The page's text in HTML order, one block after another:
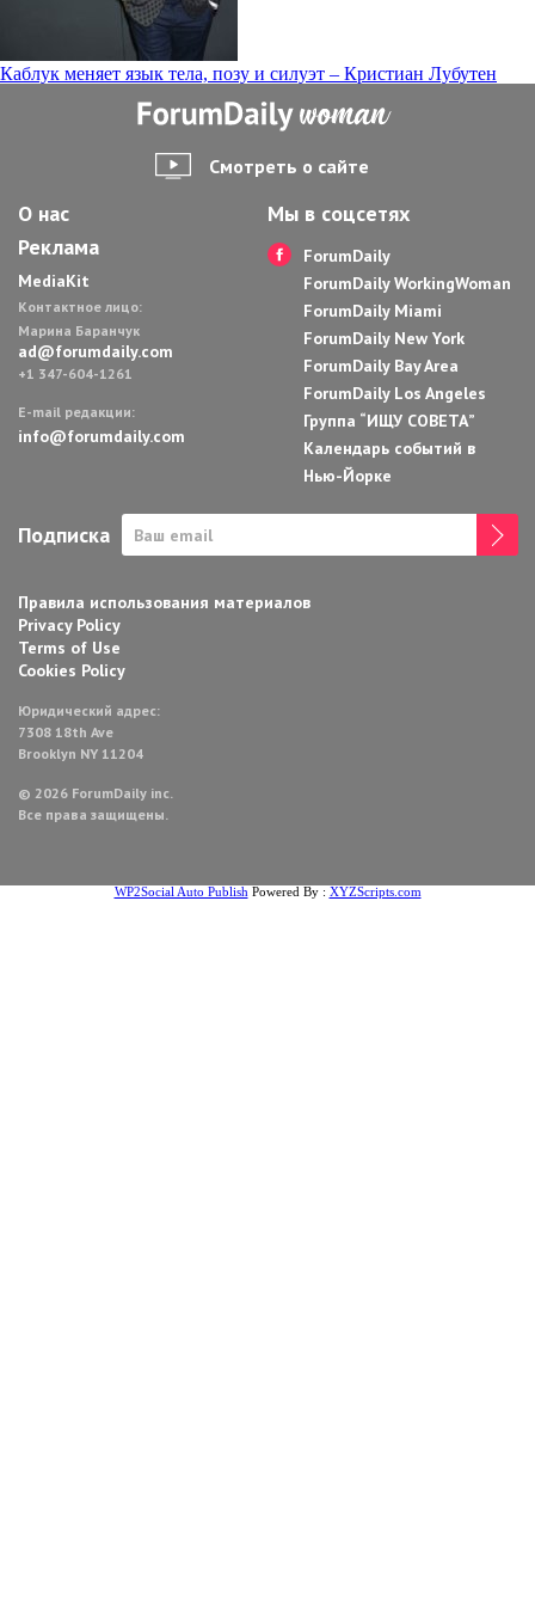
Навигация
Каблук меняет язык тела, позу и силуэт – Кристиан Лубутен
Смотреть о сайте
О нас
Реклама
MediaKit
Контактное лицо:
Марина Баранчук
ad@forumdaily.com
+1 347-604-1261
E-mail редакции:
info@forumdaily.com
Мы в соцсетях
ForumDaily
ForumDaily WorkingWoman
ForumDaily Miami
ForumDaily New York
ForumDaily Bay Area
ForumDaily Los Angeles
Группа “ИЩУ СОВЕТА”
Календарь событий в
Нью-Йорке
Подписка
Правила использования материалов
Privacy Policy
Terms of Use
Cookies Policy
Юридический адрес:
7308 18th Ave
Brooklyn NY 11204
© 2026 ForumDaily inc.
Все права защищены.
WP2Social Auto Publish Powered By : XYZScripts.com